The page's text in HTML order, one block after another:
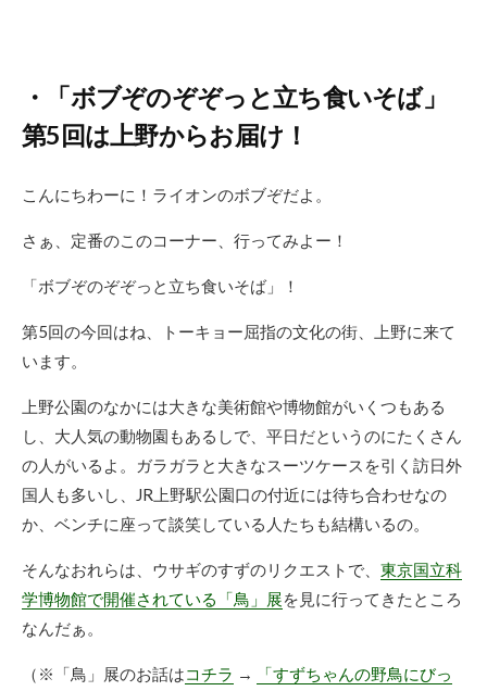
・「ボブぞのぞぞっと立ち食いそば」
第5回は上野からお届け！
こんにちわーに！ライオンのボブぞだよ。
さぁ、定番のこのコーナー、行ってみよー！
「ボブぞのぞぞっと立ち食いそば」！
第5回の今回はね、トーキョー屈指の文化の街、上野に来て
います。
上野公園のなかには大きな美術館や博物館がいくつもある
し、大人気の動物園もあるしで、平日だというのにたくさん
の人がいるよ。ガラガラと大きなスーツケースを引く訪日外
国人も多いし、JR上野駅公園口の付近には待ち合わせなの
か、ベンチに座って談笑している人たちも結構いるの。
そんなおれらは、ウサギのすずのリクエストで、 東京国立科
学博物館で開催されている「鳥」展を見に行ってきたところ
なんだぁ。
（※「鳥」展のお話はコチラ →
「すずちゃんの野鳥にびっ